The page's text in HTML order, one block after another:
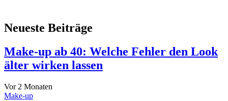
Neueste Beiträge
Make-up ab 40: Welche Fehler den Look
älter wirken lassen
Vor 2 Monaten
Make-up